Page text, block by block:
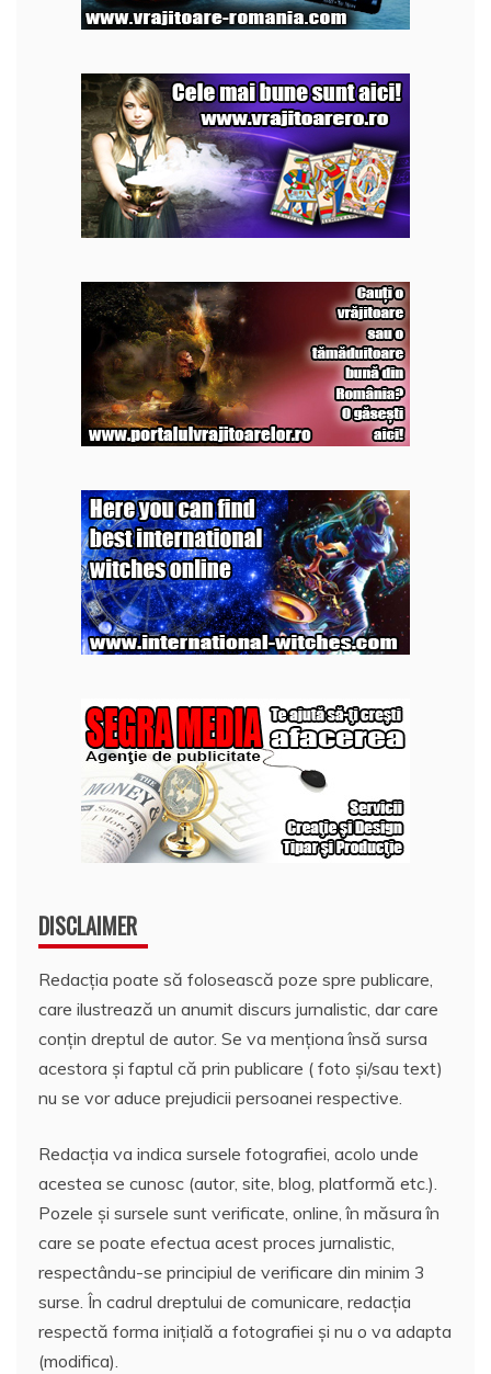
DISCLAIMER
Redacția poate să folosească poze spre publicare,
care ilustrează un anumit discurs jurnalistic, dar care
conțin dreptul de autor. Se va menționa însă sursa
acestora și faptul că prin publicare ( foto și/sau text)
nu se vor aduce prejudicii persoanei respective.
Redacția va indica sursele fotografiei, acolo unde
acestea se cunosc (autor, site, blog, platformă etc.).
Pozele și sursele sunt verificate, online, în măsura în
care se poate efectua acest proces jurnalistic,
respectându-se principiul de verificare din minim 3
surse. În cadrul dreptului de comunicare, redacția
respectă forma inițială a fotografiei și nu o va adapta
(modifica).